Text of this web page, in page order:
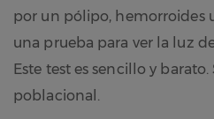
por un pólipo, hemorroides
una prueba para ver la luz
Este test es sencillo y barato.
poblacional.